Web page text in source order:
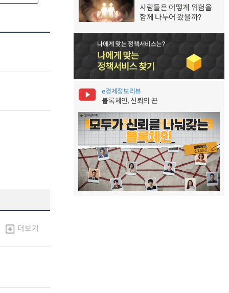
더보기
사람들은 어떻게 위험을
함께 나누어 왔을까?
e경제정보리뷰
블록체인, 신뢰의 끈